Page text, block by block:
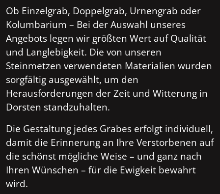
Ob Einzelgrab, Doppelgrab, Urnengrab oder
Kolumbarium – Bei der Auswahl unseres
Angebots legen wir größten Wert auf Qualität
und Langlebigkeit. Die von unseren
Steinmetzen verwendeten Materialien wurden
sorgfältig ausgewählt, um den
Herausforderungen der Zeit und Witterung in
Dorsten standzuhalten.
Die Gestaltung jedes Grabes erfolgt individuell,
damit die Erinnerung an Ihre Verstorbenen auf
die schönst mögliche Weise – und ganz nach
Ihren Wünschen – für die Ewigkeit bewahrt
wird.